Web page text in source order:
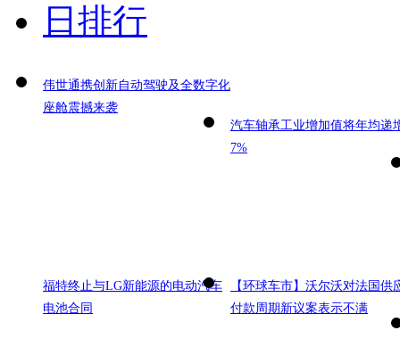
日排行
伟世通携创新自动驾驶及全数字化
座舱震撼来袭
汽车轴承工业增加值将年均递
7%
福特终止与LG新能源的电动汽车
电池合同
【环球车市】沃尔沃对法国供
付款周期新议案表示不满